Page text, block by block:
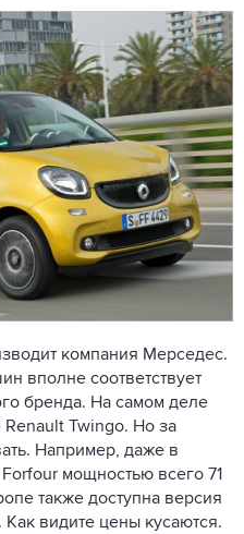
компания Мерседес.
вполне соответствует
бренда. На самом деле
Renault Twingo. Но за
Например, даже в
мощностью всего 71
также доступна версия
Как видите цены кусаются.